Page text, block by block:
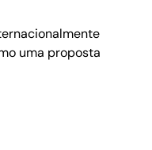
uma proposta